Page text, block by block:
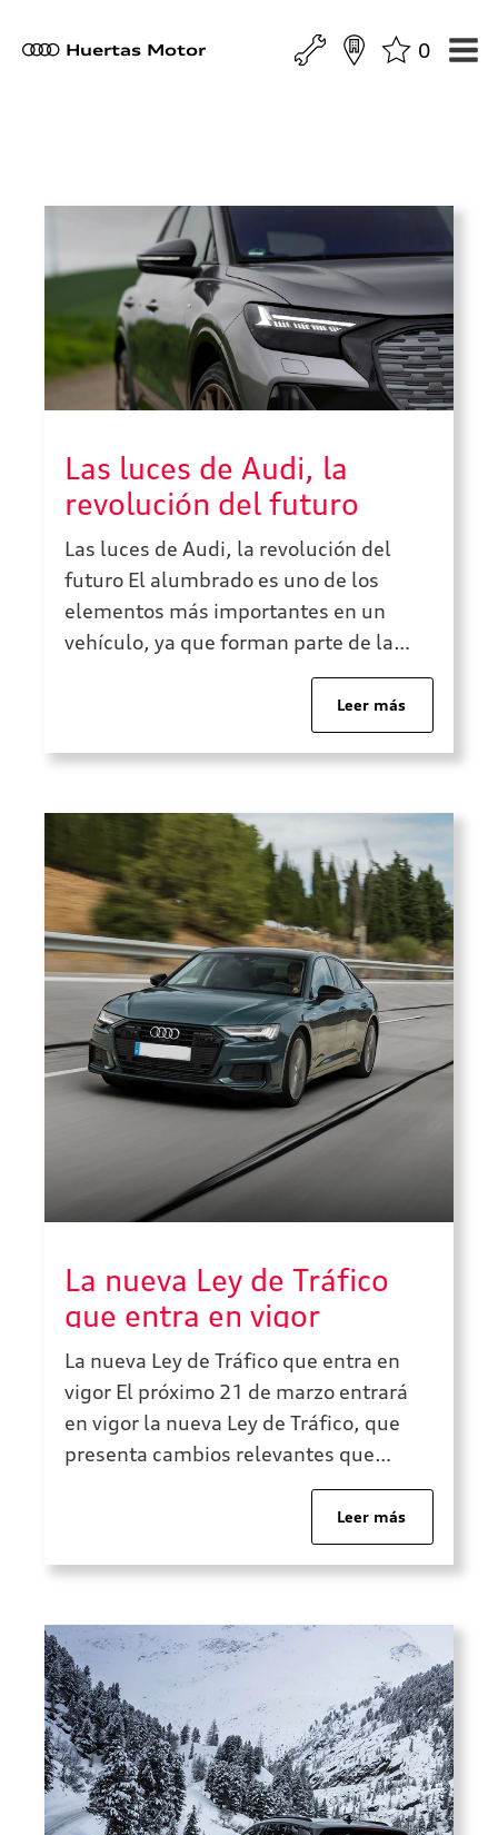
a Huertas Motor 0
Las luces de Audi, la
revolución del futuro
Las luces de Audi, la revolución del
futuro El alumbrado es uno de los
elementos más importantes en un
vehículo, ya que forman parte de la
seguridad activa haciéndonos ver
cuando conducimos de noche o en
situaciones climatológicas adversas.
Pero lo más importante es que también
ver para el […]
Leer más
La nueva Ley de Tráfico
que entra en vigor
La nueva Ley de Tráfico que entra en
vigor El próximo 21 de marzo entrará
en vigor la nueva Ley de Tráfico, que
presenta cambios relevantes que
deberás tener en cuenta a la hora de
conducir. Si no quieres recibir
ninguna multa de tráfico, toma nota de
los cambios que habrá entorno a los
Leer más